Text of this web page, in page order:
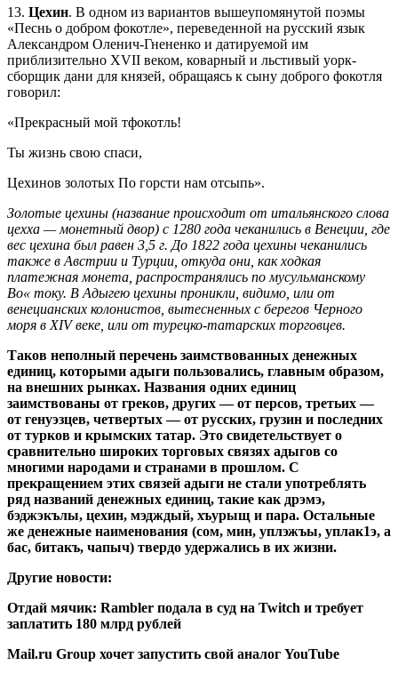
13. Цехин. В одном из вариантов вышеупомянутой поэмы
«Песнь о добром фокотле», переведенной на русский язык
Александром Оленич-Гнененко и датируемой им
приблизительно XVII веком, коварный и льстивый уорк-
сборщик дани для князей, обращаясь к сыну доброго фокотля
говорил:
«Прекрасный мой тфокотль!
Ты жизнь свою спаси,
Цехинов золотых По горсти нам отсыпь».
Золотые цехины (название происходит от итальянского слова
цехха — монетный двор) с 1280 года чеканились в Венеции, где
вес цехина был равен 3,5 г. До 1822 года цехины чеканились
также в Австрии и Турции, откуда они, как ходкая
платежная монета, распространялись по мусульманскому
Во« току. В Адыгею цехины проникли, видимо, или от
венецианских колонистов, вытесненных с берегов Черного
моря в XIV веке, или от турецко-татарских торговцев.
Таков неполный перечень заимствованных денежных
единиц, которыми адыги пользовались, главным образом,
на внешних рынках. Названия одних единиц
заимствованы от греков, других — от персов, третьих —
от генуэзцев, четвертых — от русских, грузин и последних
от турков и крымских татар. Это свидетельствует о
сравнительно широких торговых связях адыгов со
многими народами и странами в прошлом. С
прекращением этих связей адыги не стали употреблять
ряд названий денежных единиц, такие как дрэмэ,
бэджэкълы, цехин, мэдждый, хъурыщ и пара. Остальные
же денежные наименования (сом, мин, уплэжъы, уплак1э, а
бас, битакъ, чапыч) твердо удержались в их жизни.
Другие новости:
Отдай мячик: Rambler подала в суд на Twitch и требует
заплатить 180 млрд рублей
Mail.ru Group хочет запустить свой аналог YouTube